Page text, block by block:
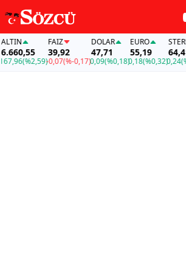
(%2,59)
FAİZ
39,92
-0,07(%-0,17)
DOLAR
47,71
0,09(%0,18)
EURO
55,19
0,18(%0,32)
STERLIN
64,41
0,24